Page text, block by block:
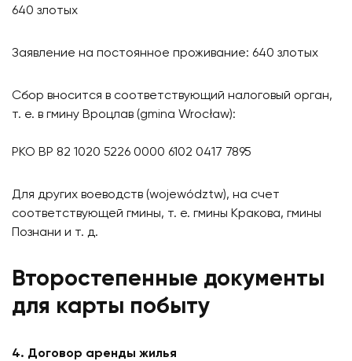
640 злотых​
Заявление на постоянное проживание: 640 злотых​
Сбор вносится в соответствующий налоговый орган,
т. е. в гмину Вроцлав ​(gmina Wrocław):
PKO BP 82 1020 5226 0000 6102 0417 7895​
Для других воеводств (województw), на счет
соответствующей гмины, т. е. гмины Кракова, гмины
Познани и т. д.​
Второстепенные документы
для карты побыту
​4. Договор аренды жилья